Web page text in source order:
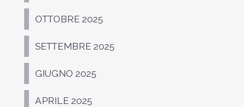
OTTOBRE 2025
SETTEMBRE 2025
GIUGNO 2025
APRILE 2025